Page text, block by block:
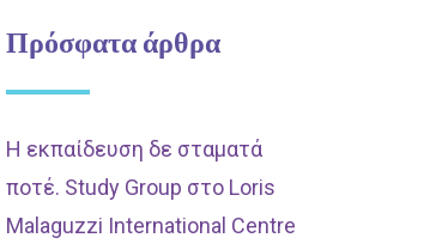
Πρόσφατα άρθρα
Η εκπαίδευση δε σταματά
ποτέ. Study Group στο Loris
Malaguzzi International Centre